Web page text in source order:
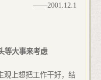
——2001.12.1
等大事来考虑
观上想把工作干好，结